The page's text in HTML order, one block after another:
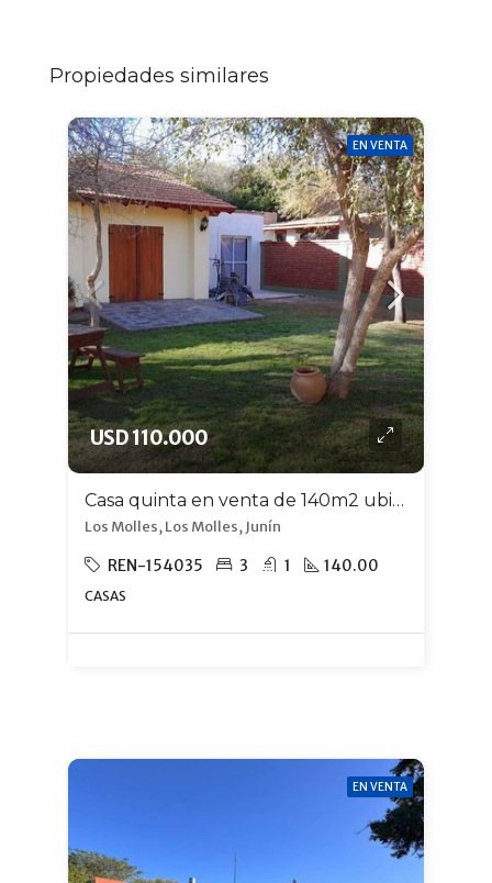
Propiedades similares
EN VENTA
USD 110.000
Casa quinta en venta de 140m2 ubicado en Los Molles
Los Molles, Los Molles, Junín
REN-154035 3 1 140.00
CASAS
EN VENTA